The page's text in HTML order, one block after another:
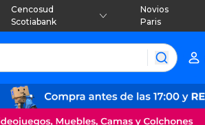
Cencosud
Scotiabank
Novios
Paris